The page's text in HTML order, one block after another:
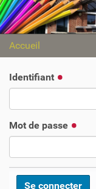
Accueil
Identifiant
Mot de passe